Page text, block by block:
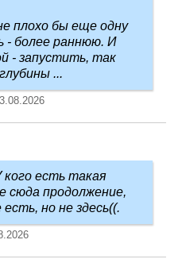
плохо бы еще одну
- более раннюю. И
- запустить, так
...
кого есть такая
сюда продолжение,
но не здесь((.